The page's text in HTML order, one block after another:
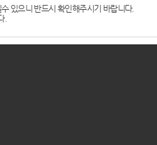
있으니 반드시 확인해주시기 바랍니다.
.